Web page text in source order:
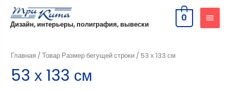
Дизайн, интерьеры, полиграфия, вывески
0
Главная / Товар Размер бегущей строки / 53 х 133 см
53 х 133 см